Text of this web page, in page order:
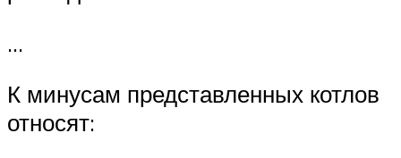
…
К минусам представленных котлов
относят: